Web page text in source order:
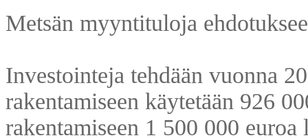
Metsän myyntituloja
Investointeja tehdään vuonna
rakentamiseen käytetään 926
rakentamiseen 1 500 000